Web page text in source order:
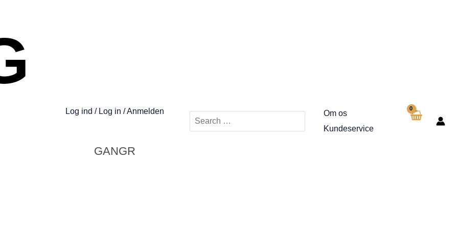
Log ind / Log in / Anmelden
GANGR
Søg
efter:
Om os
Kundeservice